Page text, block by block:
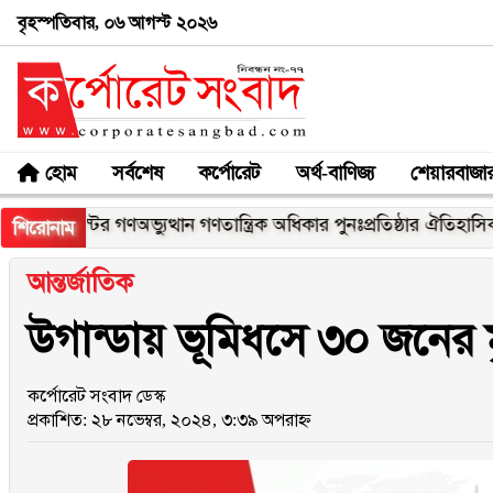
বৃহস্পতিবার, ০৬ আগস্ট ২০২৬
হোম সর্বশেষ কর্পোরেট অর্থ-বাণিজ্য
শিরোনাম
গণঅভ্যুত্থান গণতান্ত্রিক অধিকার পুনঃপ্রতিষ্ঠার ঐতিহাসিক বিজয়:
আন্তর্জাতিক
উগান্ডায় ভূমিধসে ৩০ জনের
কর্পোরেট সংবাদ ডেস্ক
প্রকাশিত: ২৮ নভেম্বর, ২০২৪, ৩:৩৯ অপরাহ্ন